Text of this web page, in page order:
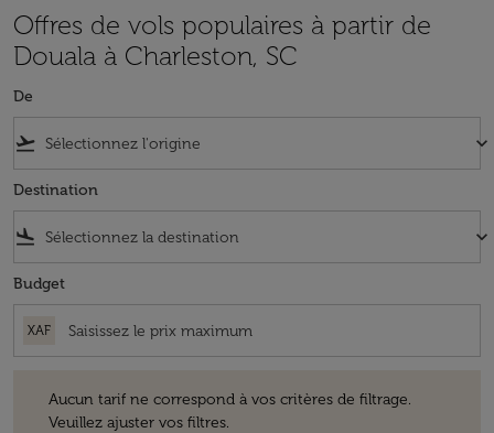
Offres de vols populaires à partir de
Douala à Charleston, SC
De
flight_takeoff keyboard_arrow_down
Destination
flight_land keyboard_arrow_down
Budget
XAF
Aucun tarif ne correspond à vos critères de filtrage.
Veuillez ajuster vos filtres.